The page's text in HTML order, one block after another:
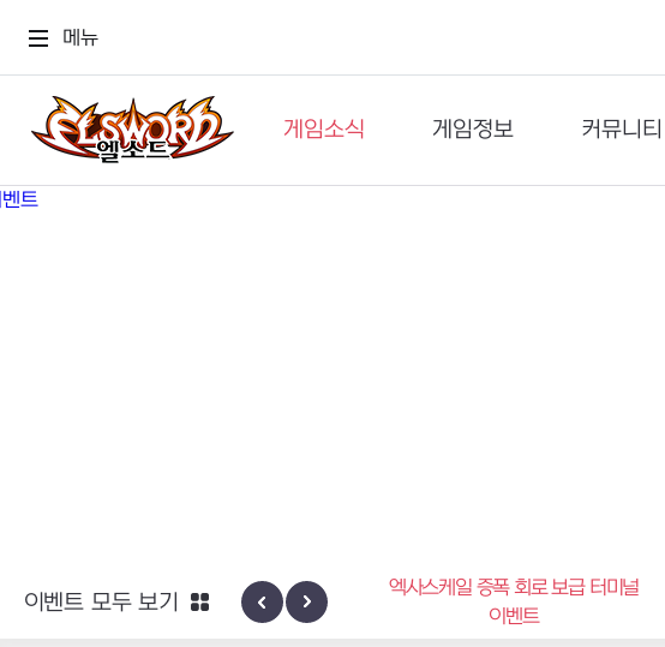
메뉴
게임소식
공지사항
게임정보
세계관
커뮤니티
이슈게시판
신규 지역 네블론
엑사스케일 증폭 회로 보급 터미널
이벤트
이벤트 모두 보기